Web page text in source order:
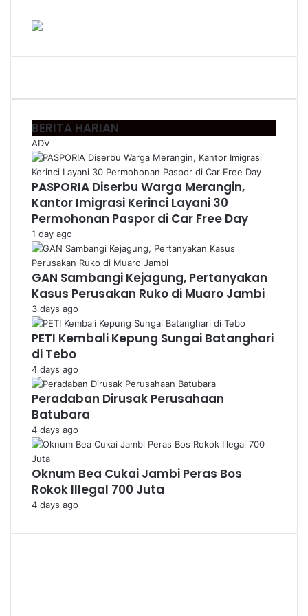
BERITA HARIAN
ADV
PASPORIA Diserbu Warga Merangin,
Kantor Imigrasi Kerinci Layani 30
Permohonan Paspor di Car Free Day
1 day ago
GAN Sambangi Kejagung, Pertanyakan
Kasus Perusakan Ruko di Muaro Jambi
3 days ago
PETI Kembali Kepung Sungai Batanghari
di Tebo
4 days ago
Peradaban Dirusak Perusahaan
Batubara
4 days ago
Oknum Bea Cukai Jambi Peras Bos
Rokok Illegal 700 Juta
4 days ago